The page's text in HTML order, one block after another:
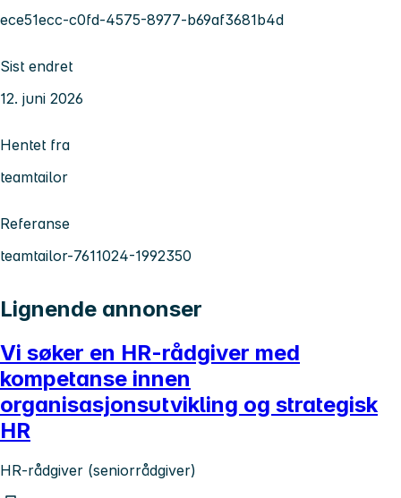
ece51ecc-c0fd-4575-8977-b69af3681b4d
Sist endret
12. juni 2026
Hentet fra
teamtailor
Referanse
teamtailor-7611024-1992350
Lignende annonser
Vi søker en HR-rådgiver med
kompetanse innen
organisasjonsutvikling og strategisk
HR
HR-rådgiver (seniorrådgiver)